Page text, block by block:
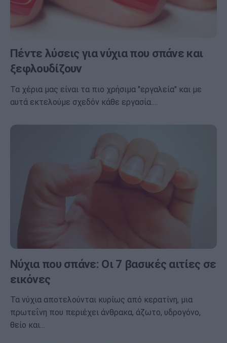
Πέντε λύσεις για νύχια που σπάνε και
ξεφλουδίζουν
Τα χέρια μας είναι τα πιο χρήσιμα "εργαλεία" και με
αυτά εκτελούμε σχεδόν κάθε εργασία.…
Νύχια που σπάνε: Οι 7 βασικές αιτίες σε
εικόνες
Τα νύχια αποτελούνται κυρίως από κερατίνη, μια
πρωτεΐνη που περιέχει άνθρακα, άζωτο, υδρογόνο,
θείο και…